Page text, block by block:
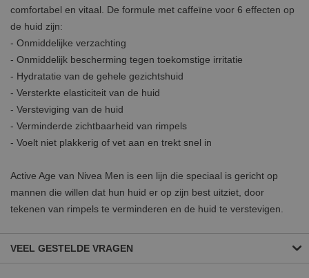
comfortabel en vitaal. De formule met caffeïne voor 6 effecten op
de huid zijn:
- Onmiddelijke verzachting
- Onmiddelijk bescherming tegen toekomstige irritatie
- Hydratatie van de gehele gezichtshuid
- Versterkte elasticiteit van de huid
- Versteviging van de huid
- Verminderde zichtbaarheid van rimpels
- Voelt niet plakkerig of vet aan en trekt snel in
Active Age van Nivea Men is een lijn die speciaal is gericht op
mannen die willen dat hun huid er op zijn best uitziet, door
tekenen van rimpels te verminderen en de huid te verstevigen.
VEEL GESTELDE VRAGEN